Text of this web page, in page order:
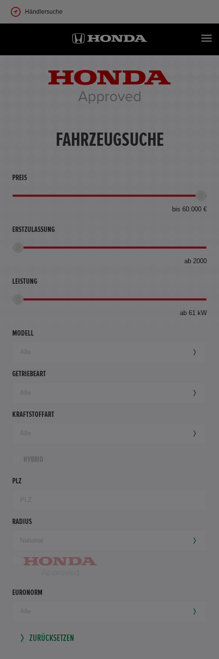
Händlersuche
FAHRZEUGSUCHE
PREIS
bis 60.000 €
ERSTZULASSUNG
ab 2000
LEISTUNG
ab 61 kW
MODELL
GETRIEBEART
KRAFTSTOFFART
HYBRID
PLZ
RADIUS
EURONORM
ZURÜCKSETZEN